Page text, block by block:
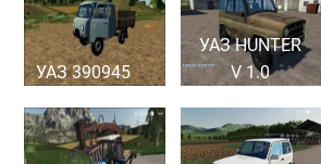
УАЗ 390945
УАЗ HUNTER
V 1.0